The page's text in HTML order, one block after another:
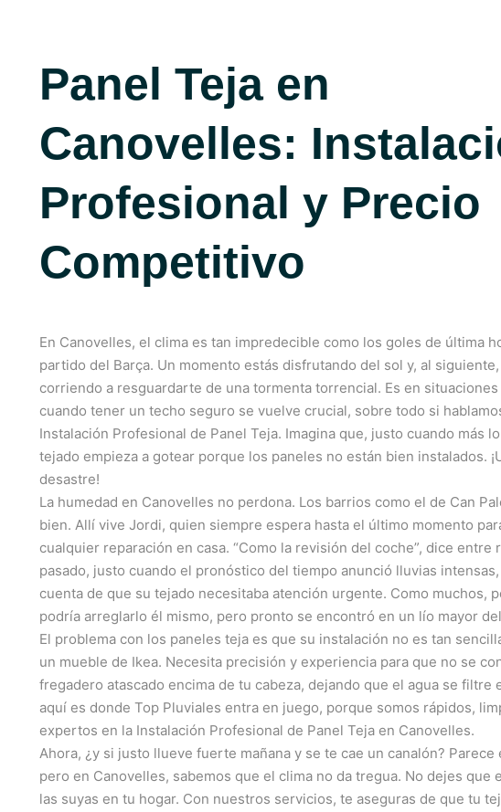
Panel Teja en
Canovelles:
Profesional y Precio
Competitivo
En Canovelles, el clima es tan impredecible como los goles de última
partido del Barça. Un momento estás disfrutando del sol y, al
corriendo a resguardarte de una tormenta torrencial. Es en situaciones
cuando tener un techo seguro se vuelve crucial, sobre todo si
Instalación Profesional de Panel Teja. Imagina que, justo cuando más
tejado empieza a gotear porque los paneles no están bien instalados.
desastre!
La humedad en Canovelles no perdona. Los barrios como el de Can
bien. Allí vive Jordi, quien siempre espera hasta el último momento
cualquier reparación en casa. “Como la revisión del coche”, dice entre
pasado, justo cuando el pronóstico del tiempo anunció lluvias
cuenta de que su tejado necesitaba atención urgente. Como muchos,
podría arreglarlo él mismo, pero pronto se encontró en un lío mayor
El problema con los paneles teja es que su instalación no es tan
un mueble de Ikea. Necesita precisión y experiencia para que no se
fregadero atascado encima de tu cabeza, dejando que el agua se filtre
aquí es donde Top Pluviales entra en juego, porque somos rápidos,
expertos en la Instalación Profesional de Panel Teja en Canovelles.
Ahora, ¿y si justo llueve fuerte mañana y se te cae un canalón? Parece
pero en Canovelles, sabemos que el clima no da tregua. No dejes que
las suyas en tu hogar. Con nuestros servicios, te aseguras de que tu